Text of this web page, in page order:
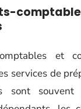
et
services de
sont